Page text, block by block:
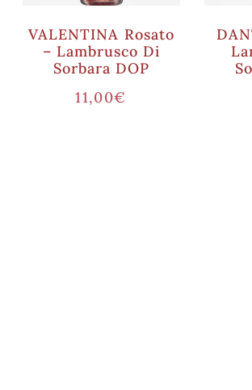
VALENTINA Rosato
– Lambrusco Di
Sorbara DOP
11,00€